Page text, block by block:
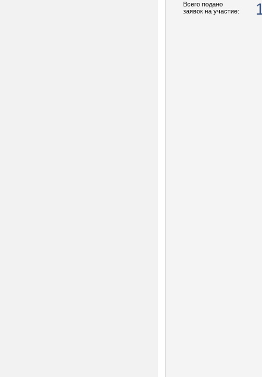
Всего подано
заявок на участие: